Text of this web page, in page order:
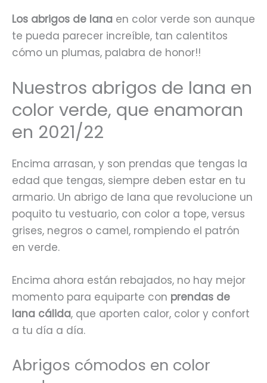
Los abrigos de lana en color verde son aunque
te pueda parecer increíble, tan calentitos
cómo un plumas, palabra de honor!!
Nuestros abrigos de lana en
color verde, que enamoran
en 2021/22
Encima arrasan, y son prendas que tengas la
edad que tengas, siempre deben estar en tu
armario. Un abrigo de lana que revolucione un
poquito tu vestuario, con color a tope, versus
grises, negros o camel, rompiendo el patrón
en verde.
Encima ahora están rebajados, no hay mejor
momento para equiparte con prendas de
lana cálida, que aporten calor, color y confort
a tu día a día.
Abrigos cómodos en color